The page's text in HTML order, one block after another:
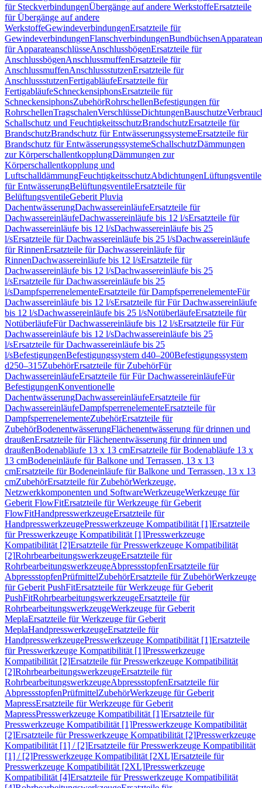
für SteckverbindungenÜbergänge auf andere WerkstoffeErsatzteile
für Übergänge auf andere
WerkstoffeGewindeverbindungenErsatzteile für
GewindeverbindungenFlanschverbindungenBundbüchsen
für ApparateanschlüsseAnschlussbögenErsatzteile für
AnschlussbögenAnschlussmuffenErsatzteile für
AnschlussmuffenAnschlussstutzenErsatzteile für
AnschlussstutzenFertigabläufeErsatzteile für
FertigabläufeSchneckensiphonsErsatzteile für
SchneckensiphonsZubehörRohrschellenBefestigungen für
RohrschellenTragschalenVerschlüsseDichtungenBauschutze
Schallschutz und FeuchtigkeitsschutzBrandschutzErsatzteile für
BrandschutzBrandschutz für EntwässerungssystemeErsatzteile für
Brandschutz für EntwässerungssystemeSchallschutzDämmungen
zur KörperschallentkopplungDämmungen zur
Körperschallentkopplung und
LuftschalldämmungFeuchtigkeitsschutzAbdichtungenLüftungsventile
für EntwässerungBelüftungsventileErsatzteile für
BelüftungsventileGeberit Pluvia
DachentwässerungDachwassereinläufeErsatzteile für
DachwassereinläufeDachwassereinläufe bis 12 l/sErsatzteile für
Dachwassereinläufe bis 12 l/sDachwassereinläufe bis 25
l/sErsatzteile für Dachwassereinläufe bis 25 l/sDachwassereinläufe
für RinnenErsatzteile für Dachwassereinläufe für
RinnenDachwassereinläufe bis 12 l/sErsatzteile für
Dachwassereinläufe bis 12 l/sDachwassereinläufe bis 25
l/sErsatzteile für Dachwassereinläufe bis 25
l/sDampfsperrenelementeErsatzteile für DampfsperrenelementeFür
Dachwassereinläufe bis 12 l/sErsatzteile für Für Dachwassereinläufe
bis 12 l/sDachwassereinläufe bis 25 l/sNotüberläufeErsatzteile für
NotüberläufeFür Dachwassereinläufe bis 12 l/sErsatzteile für Für
Dachwassereinläufe bis 12 l/sDachwassereinläufe bis 25
l/sErsatzteile für Dachwassereinläufe bis 25
l/sBefestigungenBefestigungssystem d40–200Befestigungssystem
d250–315ZubehörErsatzteile für ZubehörFür
DachwassereinläufeErsatzteile für Für DachwassereinläufeFür
BefestigungenKonventionelle
DachentwässerungDachwassereinläufeErsatzteile für
DachwassereinläufeDampfsperrenelementeErsatzteile für
DampfsperrenelementeZubehörErsatzteile für
ZubehörBodenentwässerungFlächenentwässerung für drinnen und
draußenErsatzteile für Flächenentwässerung für drinnen und
draußenBodenabläufe 13 x 13 cmErsatzteile für Bodenabläufe 13 x
13 cmBodeneinläufe für Balkone und Terrassen, 13 x 13
cmErsatzteile für Bodeneinläufe für Balkone und Terrassen, 13 x 13
cmZubehörErsatzteile für ZubehörWerkzeuge,
Netzwerkkomponenten und SoftwareWerkzeugeWerkzeuge für
Geberit FlowFitErsatzteile für Werkzeuge für Geberit
FlowFitHandpresswerkzeugeErsatzteile für
HandpresswerkzeugePresswerkzeuge Kompatibilität [1]Ersatzteile
für Presswerkzeuge Kompatibilität [1]Presswerkzeuge
Kompatibilität [2]Ersatzteile für Presswerkzeuge Kompatibilität
[2]RohrbearbeitungswerkzeugeErsatzteile für
RohrbearbeitungswerkzeugeAbpressstopfenErsatzteile für
AbpressstopfenPrüfmittelZubehörErsatzteile für ZubehörWerkzeuge
für Geberit PushFitErsatzteile für Werkzeuge für Geberit
PushFitRohrbearbeitungswerkzeugeErsatzteile für
RohrbearbeitungswerkzeugeWerkzeuge für Geberit
MeplaErsatzteile für Werkzeuge für Geberit
MeplaHandpresswerkzeugeErsatzteile für
HandpresswerkzeugePresswerkzeuge Kompatibilität [1]Ersatzteile
für Presswerkzeuge Kompatibilität [1]Presswerkzeuge
Kompatibilität [2]Ersatzteile für Presswerkzeuge Kompatibilität
[2]RohrbearbeitungswerkzeugeErsatzteile für
RohrbearbeitungswerkzeugeAbpressstopfenErsatzteile für
AbpressstopfenPrüfmittelZubehörWerkzeuge für Geberit
MapressErsatzteile für Werkzeuge für Geberit
MapressPresswerkzeuge Kompatibilität [1]Ersatzteile für
Presswerkzeuge Kompatibilität [1]Presswerkzeuge Kompatibilität
[2]Ersatzteile für Presswerkzeuge Kompatibilität [2]Presswerkzeuge
Kompatibilität [1] / [2]Ersatzteile für Presswerkzeuge Kompatibilität
[1] / [2]Presswerkzeuge Kompatibilität [2XL]Ersatzteile für
Presswerkzeuge Kompatibilität [2XL]Presswerkzeuge
Kompatibilität [4]Ersatzteile für Presswerkzeuge Kompatibilität